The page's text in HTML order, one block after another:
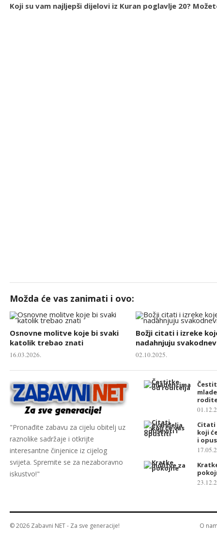
Koji su vam najljepši dijelovi iz Kuran poglavlje 20?
Možda će vas zanimati i ovo:
Osnovne molitve koje bi svaki
katolik trebao znati
16.03.2026.
Božji citati i izreke
nadahnjuju
02.10.2025.
"Pronađite zabavu za cijelu obitelj uz
raznolike sadržaje i otkrijte
interesantne činjenice iz cijelog
svijeta. Spremite se za nezaboravno
iskustvo!"
Citati
koji
i
© 2026 Zabavni NET- Za sve generacije! O